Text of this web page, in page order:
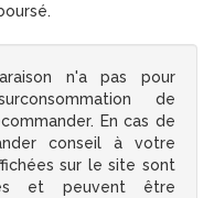
n'a pas pour
de
En cas de
conseil à votre
sur le site sont
et peuvent être